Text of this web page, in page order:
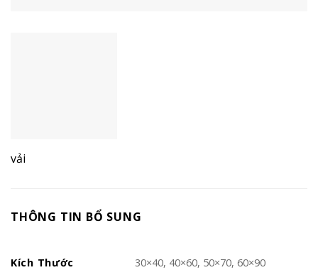
vải
THÔNG TIN BỔ SUNG
Kích Thước 30×40, 40×60, 50×70, 60×90